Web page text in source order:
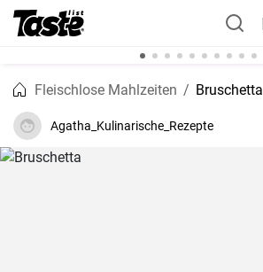
Fleischlose Mahlzeiten Bruschetta
Agatha_Kulinarische_Rezepte